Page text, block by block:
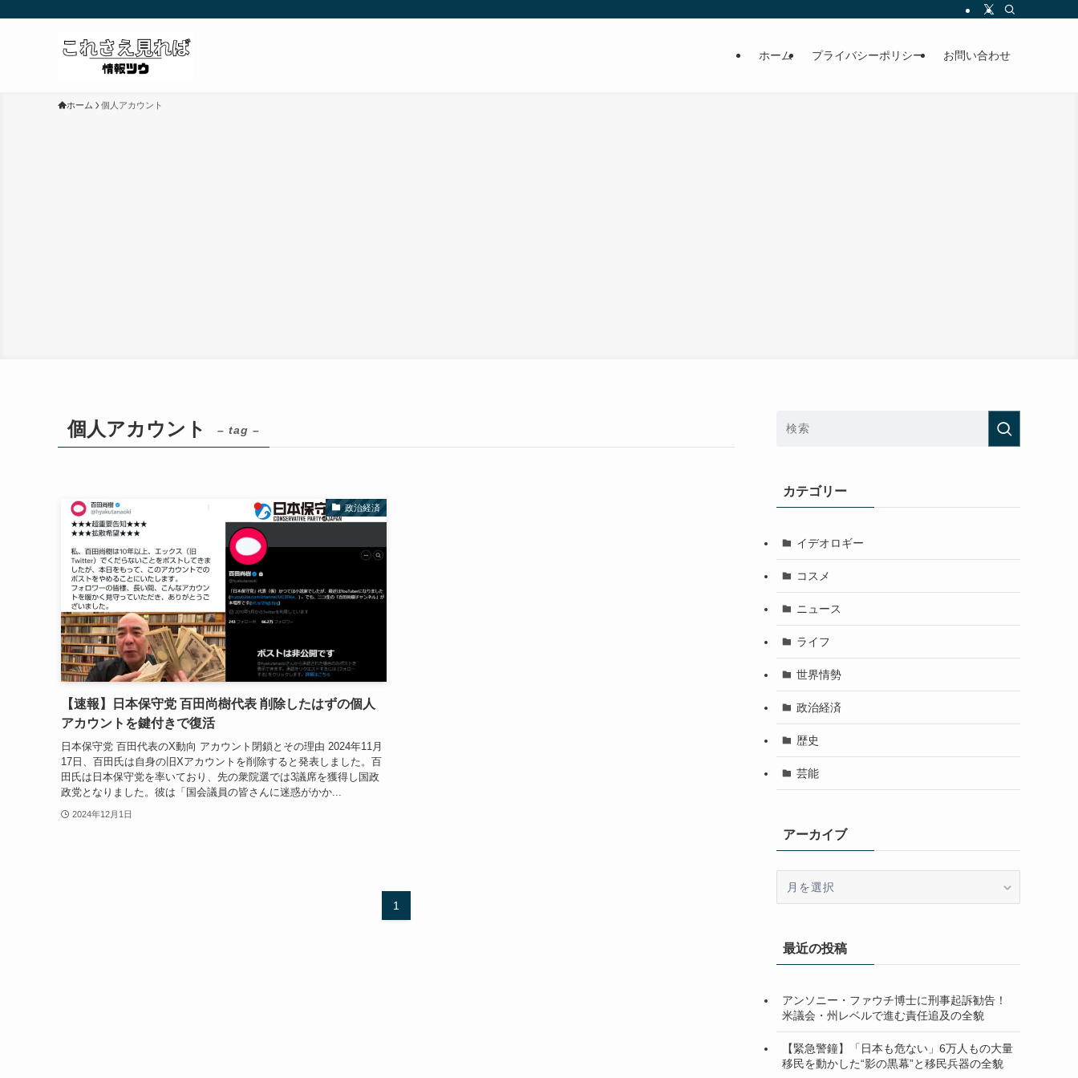
ホーム プライバシーポリシー お問い合わせ
ホーム 個人アカウント
個人アカウント – tag –
政治経済
【速報】日本保守党 百田尚樹代表 削除したはずの個人
アカウントを鍵付きで復活
日本保守党 百田代表のX動向 アカウント閉鎖とその理由 2024年11月
17日、百田氏は自身の旧Xアカウントを削除すると発表しました。百
田氏は日本保守党を率いており、先の衆院選では3議席を獲得し国政
政党となりました。彼は「国会議員の皆さんに迷惑がかか...
2024年12月1日
1
カテゴリー
イデオロギー
コスメ
ニュース
ライフ
世界情勢
政治経済
歴史
芸能
アーカイブ
ブ最近の投稿
アンソニー・ファウチ博士に刑事起訴勧告！
米議会・州レベルで進む責任追及の全貌
【緊急警鐘】「日本も危ない」6万人もの大量
移民を動かした“影の黒幕”と移民兵器の全貌